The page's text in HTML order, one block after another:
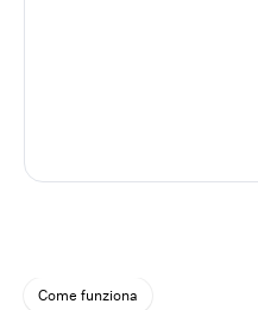
Come funziona